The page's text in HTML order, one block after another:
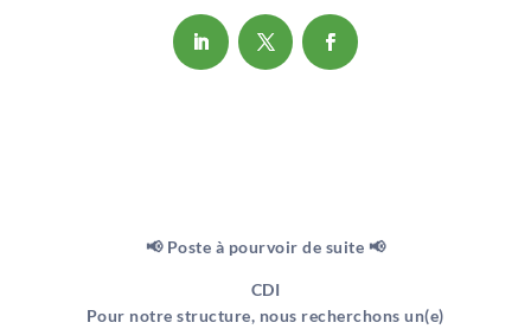
📢 Poste à pourvoir de suite 📢
CDI
Pour notre structure, nous recherchons un(e)